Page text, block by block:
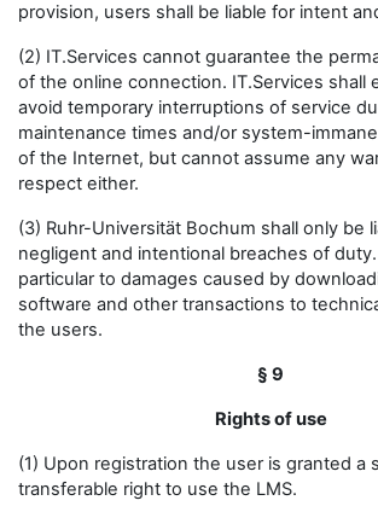
provision, users shall be liable for intent
(2) IT.Services cannot guarantee the
of the online connection. IT.Services shall
avoid temporary interruptions of service
maintenance times and/or system-
of the Internet, but cannot assume any
respect either.
(3) Ruhr-Universität Bochum shall only be
negligent and intentional breaches of
particular to damages caused by
software and other transactions to
the users.
§ 9
Rights of use
(1) Upon registration the user is granted a
transferable right to use the LMS.